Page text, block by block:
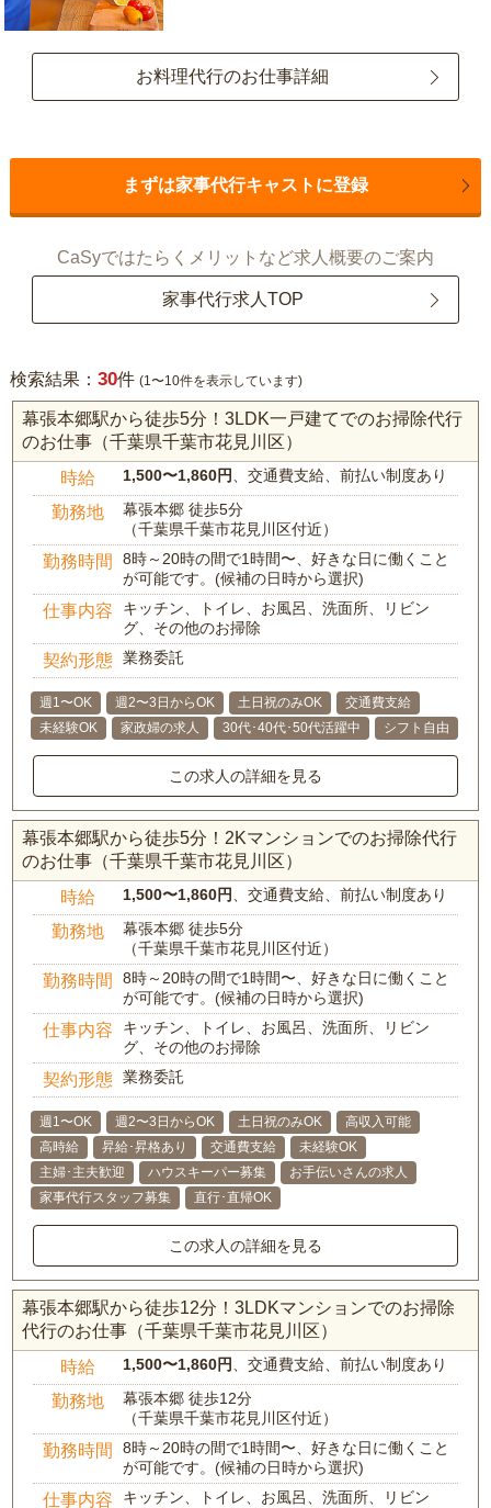
お料理代行のお仕事詳細
まずは家事代行キャストに登録
CaSyではたらくメリットなど求人概要のご案内
家事代行求人TOP
検索結果： 30件 (1〜10件を表示しています)
幕張本郷駅から徒歩5分！3LDK一戸建てでのお掃除代行
のお仕事（千葉県千葉市花見川区）
時給 1,500〜1,860円 、交通費支給、前払い制度あり
勤務地
幕張本郷 徒歩5分
（千葉県千葉市花見川区付近）
勤務時間
8時～20時の間で1時間〜、好きな日に働くこと
が可能です。(候補の日時から選択)
仕事内容
キッチン、トイレ、お風呂、洗面所、リビン
グ、その他のお掃除
契約形態 業務委託
週1〜OK 週2〜3日からOK 土日祝のみOK
交通費支給
未経験OK
家政婦の求人 30代･40代･50代活躍中 シフト自由
この求人の詳細を見る
幕張本郷駅から徒歩5分！2Kマンションでのお掃除代行
のお仕事（千葉県千葉市花見川区）
時給 1,500〜1,860円 、交通費支給、前払い制度あり
勤務地
幕張本郷 徒歩5分
（千葉県千葉市花見川区付近）
勤務時間
8時～20時の間で1時間〜、好きな日に働くこと
が可能です。(候補の日時から選択)
仕事内容
キッチン、トイレ、お風呂、洗面所、リビン
グ、その他のお掃除
契約形態 業務委託
週1〜OK 週2〜3日からOK 土日祝のみOK
高収入可能
高時給
昇給･昇格あり 交通費支給
未経験OK
主婦･主夫歓迎
ハウスキーパー募集
お手伝いさんの求人
家事代行スタッフ募集
直行･直帰OK
この求人の詳細を見る
幕張本郷駅から徒歩12分！3LDKマンションでのお掃除
代行のお仕事（千葉県千葉市花見川区）
時給 1,500〜1,860円 、交通費支給、前払い制度あり
勤務地
幕張本郷 徒歩12分
（千葉県千葉市花見川区付近）
勤務時間
8時～20時の間で1時間〜、好きな日に働くこと
が可能です。(候補の日時から選択)
仕事内容
キッチン、トイレ、お風呂、洗面所、リビン